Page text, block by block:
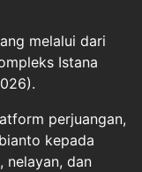
melalui dari
Istana
perjuangan,
kepada
nelayan, dan